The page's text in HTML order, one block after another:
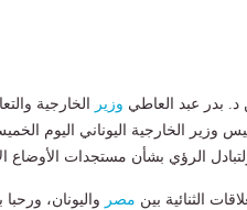
بدر عبد العاطي وزير
الخارجية
وزير الخارجية اليوناني اليوم
الرؤي بشأن مستجدات الأوضاع
الثنائية بين مصر واليونان،